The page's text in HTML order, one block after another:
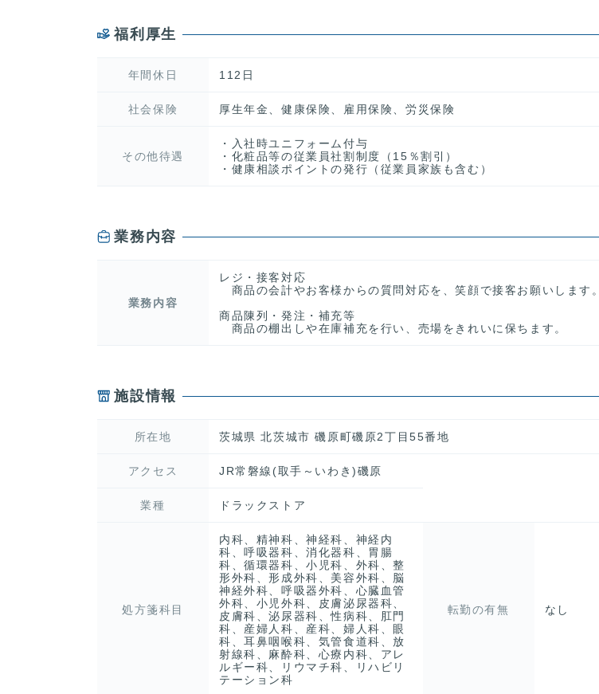
福利厚生
年間休日 112日
社会保険 厚生年金、健康保険、雇用保険、労災保険
その他待遇
・入社時ユニフォーム付与
・化粧品等の従業員社割制度（15％割引）
・健康相談ポイントの発行（従業員家族も含む）
業務内容
業務内容
レジ・接客対応
商品の会計やお客様からの質問対応を、笑顔で接客お願いします。
商品陳列・発注・補充等
商品の棚出しや在庫補充を行い、売場をきれいに保ちます。
施設情報
所在地 茨城県 北茨城市 磯原町磯原2丁目55番地
アクセス JR常磐線(取手～いわき)磯原
業種 ドラックストア
処方箋科目
内科、精神科、神経科、神経内
科、呼吸器科、消化器科、胃腸
科、循環器科、小児科、外科、整
形外科、形成外科、美容外科、脳
神経外科、呼吸器外科、心臓血管
外科、小児外科、皮膚泌尿器科、
皮膚科、泌尿器科、性病科、肛門
科、産婦人科、産科、婦人科、眼
科、耳鼻咽喉科、気管食道科、放
射線科、麻酔科、心療内科、アレ
ルギー科、リウマチ科、リハビリ
テーション科
転勤の有無 なし